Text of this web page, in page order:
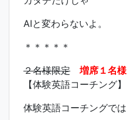
AIと変わらないよ。
＊＊＊＊＊
２名様限定
増席１名様
【体験英語コーチング】
体験英語コーチングでは